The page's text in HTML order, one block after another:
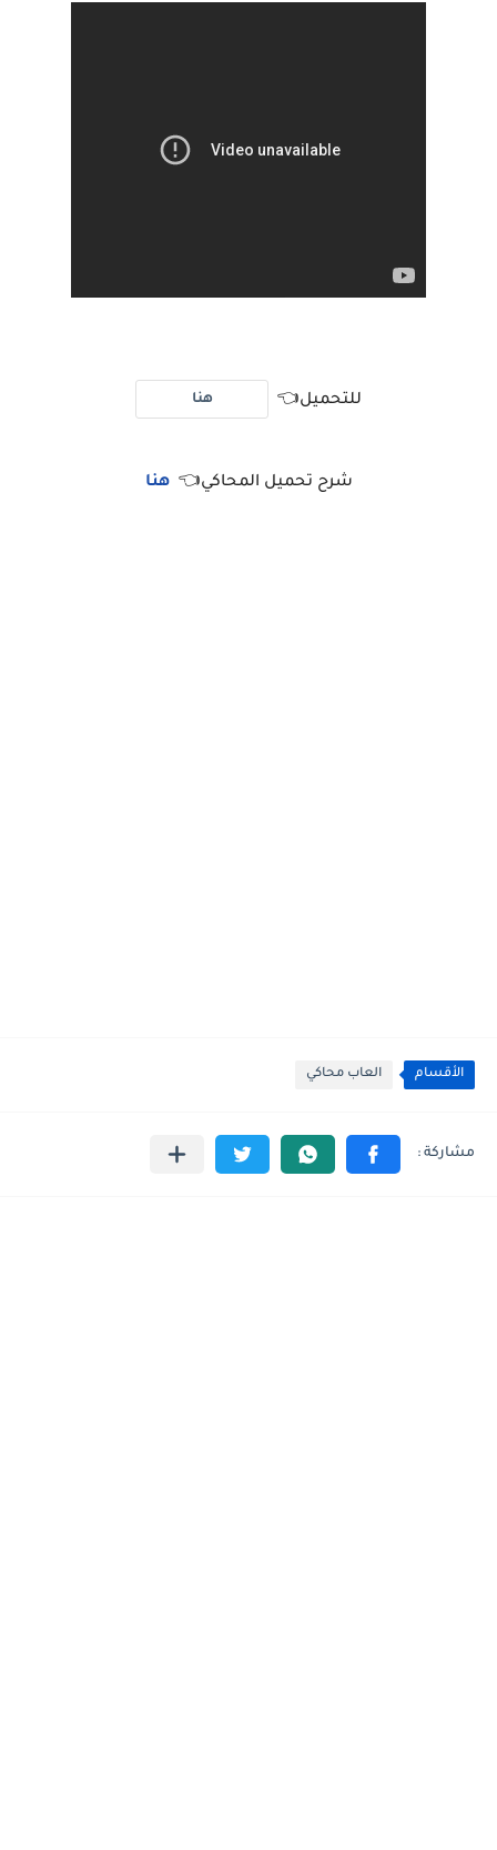
للتحميل👈 هنا
شرح تحميل المحاكي👈هنا
الأقسام العاب محاكي